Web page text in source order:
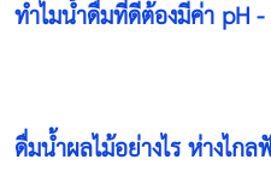
ทำไมน้ำดื่มที่ดีต้องมีค่า pH
ดื่มน้ำผลไม้อย่างไร ห่างไก